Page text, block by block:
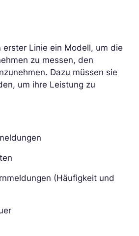
erster Linie ein Modell, um die
zu messen, den
Dazu müssen sie
um ihre Leistung zu
(Häufigkeit und